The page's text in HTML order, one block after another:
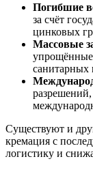
Погибшие
за счёт
цинковых
Массовые
санитарных
Существуют и
кремация с
логистику и